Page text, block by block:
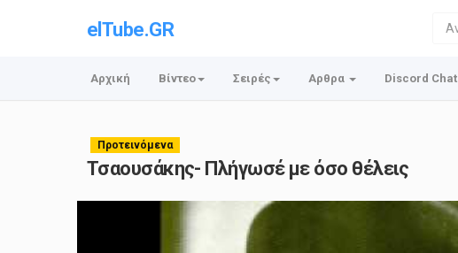
elTube.GR
Αρχική Βίντεο Σειρές Αρθρα Discord Chat
Προτεινόμενα
Τσαουσάκης- Πλήγωσέ με όσο θέλεις